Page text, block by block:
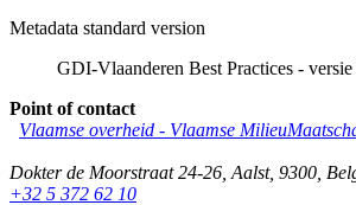
Metadata standard version
GDI-Vlaanderen Best Practices -
Point of contact
Vlaamse overheid - Vlaamse
Dokter de Moorstraat 24-26 Aalst, 9300
+32 5 372 62 10